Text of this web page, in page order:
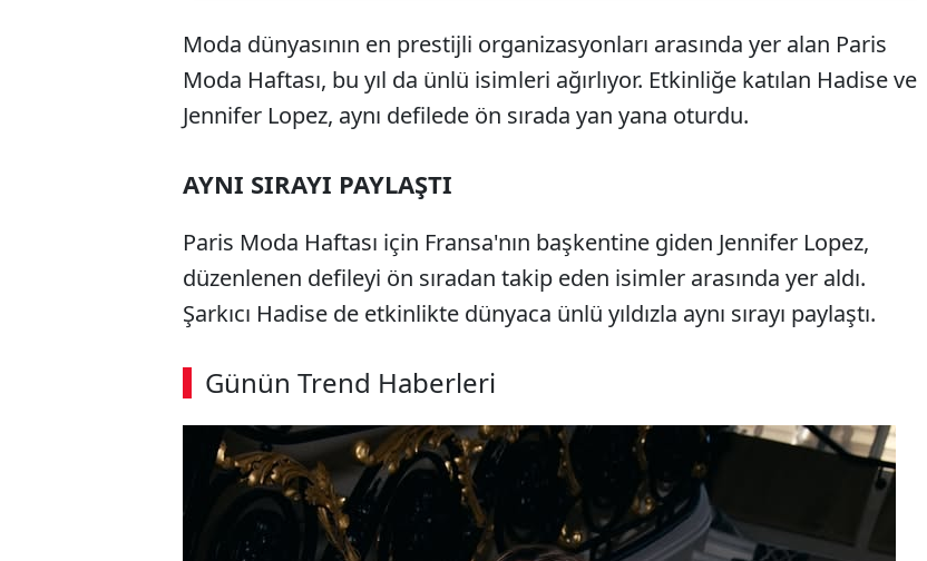
Moda dünyasının en prestijli organizasyonları arasında yer alan Paris
Moda Haftası, bu yıl da ünlü isimleri ağırlıyor. Etkinliğe katılan Hadise ve
Jennifer Lopez, aynı defilede ön sırada yan yana oturdu.
AYNI SIRAYI PAYLAŞTI
Paris Moda Haftası için Fransa'nın başkentine giden Jennifer Lopez,
düzenlenen defileyi ön sıradan takip eden isimler arasında yer aldı.
Şarkıcı Hadise de etkinlikte dünyaca ünlü yıldızla aynı sırayı paylaştı.
Günün Trend Haberleri